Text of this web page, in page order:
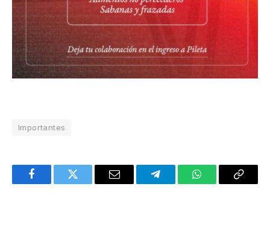
Importantes
FacebookTwitter Email TelegramWhatsAppCopy